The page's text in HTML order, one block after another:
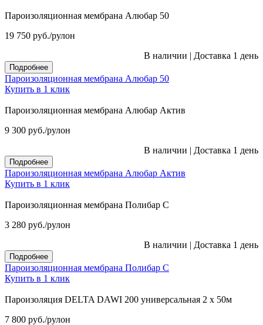
Пароизоляционная мембрана Алюбар 50
19 750 руб./рулон
В наличии | Доставка 1 день
Подробнее
Пароизоляционная мембрана Алюбар 50
Купить в 1 клик
Пароизоляционная мембрана Алюбар Актив
9 300 руб./рулон
В наличии | Доставка 1 день
Подробнее
Пароизоляционная мембрана Алюбар Актив
Купить в 1 клик
Пароизоляционная мембрана Полибар С
3 280 руб./рулон
В наличии | Доставка 1 день
Подробнее
Пароизоляционная мембрана Полибар С
Купить в 1 клик
Пароизоляция DELTA DAWI 200 универсальная 2 х 50м
7 800 руб./рулон